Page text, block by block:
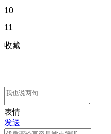
10
11
收藏
表情
发送